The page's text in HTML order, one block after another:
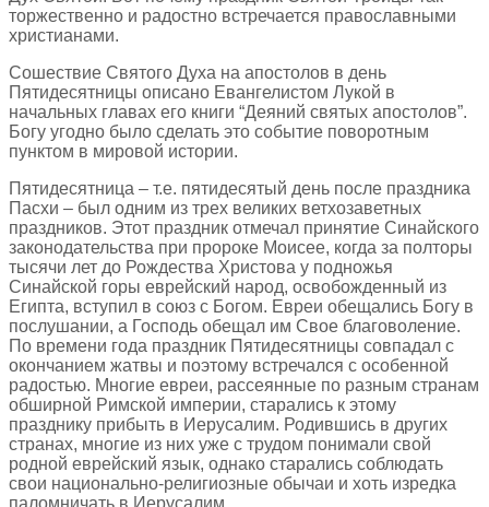
торжественно и радостно встречается православными
христианами.
Сошествие Святого Духа на апостолов в день
Пятидесятницы описано Евангелистом Лукой в
начальных главах его книги “Деяний святых апостолов”.
Богу угодно было сделать это событие поворотным
пунктом в мировой истории.
Пятидесятница – т.е. пятидесятый день после праздника
Пасхи – был одним из трех великих ветхозаветных
праздников. Этот праздник отмечал принятие Синайского
законодательства при пророке Моисее, когда за полторы
тысячи лет до Рождества Христова у подножья
Синайской горы еврейский народ, освобожденный из
Египта, вступил в союз с Богом. Евреи обещались Богу в
послушании, а Господь обещал им Свое благоволение.
По времени года праздник Пятидесятницы совпадал с
окончанием жатвы и поэтому встречался с особенной
радостью. Многие евреи, рассеянные по разным странам
обширной Римской империи, старались к этому
празднику прибыть в Иерусалим. Родившись в других
странах, многие из них уже с трудом понимали свой
родной еврейский язык, однако старались соблюдать
свои национально-религиозные обычаи и хоть изредка
паломничать в Иерусалим.